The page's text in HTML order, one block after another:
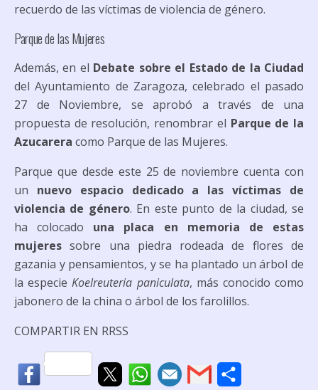
recuerdo de las víctimas de violencia de género.
Parque de las Mujeres
Además, en el Debate sobre el Estado de la Ciudad
del Ayuntamiento de Zaragoza, celebrado el pasado
27 de Noviembre, se aprobó a través de una
propuesta de resolución, renombrar el Parque de la
Azucarera como Parque de las Mujeres.
Parque que desde este 25 de noviembre cuenta con
un nuevo espacio dedicado a las víctimas de
violencia de género. En este punto de la ciudad, se
ha colocado una placa en memoria de estas
mujeres sobre una piedra rodeada de flores de
gazania y pensamientos, y se ha plantado un árbol de
la especieKoelreuteria paniculata, más conocido como
jabonero de la china o árbol de los farolillos.
COMPARTIR EN RRSS